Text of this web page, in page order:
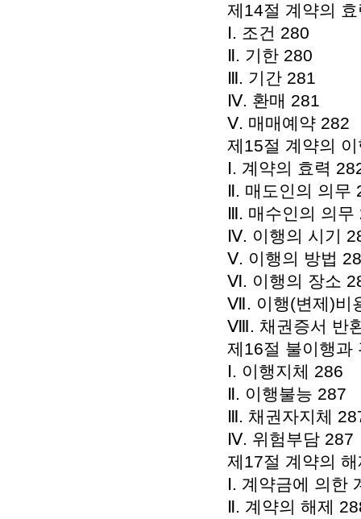
제14절 계약의
Ⅰ. 조건 280
Ⅱ. 기한 280
Ⅲ. 기간 281
Ⅳ. 환매 281
Ⅴ. 매매예약 282
제15절 계약의
Ⅰ. 계약의 효력
Ⅱ. 매도인의 의무
Ⅲ. 매수인의 의무
Ⅳ. 이행의 시기
Ⅴ. 이행의 방법
Ⅵ. 이행의 장소
Ⅶ. 이행(변제)비
Ⅷ. 채권증서 반
제16절 불이행과
Ⅰ. 이행지체 286
Ⅱ. 이행불능 287
Ⅲ. 채권자지체
Ⅳ. 위험부담 287
제17절 계약의
Ⅰ. 계약금에 의한
Ⅱ. 계약의 해제